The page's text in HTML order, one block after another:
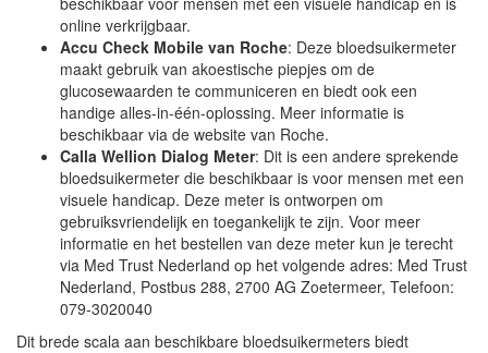
online verkrijgbaar.
Accu Check Mobile van Roche: Deze bloedsuikermeter
maakt gebruik van akoestische piepjes om de
glucosewaarden te communiceren en biedt ook een
handige alles-in-één-oplossing. Meer informatie is
beschikbaar via de website van Roche.
Calla Wellion Dialog Meter: Dit is een andere sprekende
bloedsuikermeter die beschikbaar is voor mensen met een
visuele handicap. Deze meter is ontworpen om
gebruiksvriendelijk en toegankelijk te zijn. Voor meer
informatie en het bestellen van deze meter kun je terecht
via Med Trust Nederland op het volgende adres: Med Trust
Nederland, Postbus 288, 2700 AG Zoetermeer, Telefoon:
079-3020040
Dit brede scala aan beschikbare bloedsuikermeters biedt